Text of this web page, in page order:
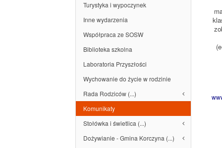
Turystyka i wypoczynek
Inne wydarzenia
Współpraca ze SOSW
Biblioteka szkolna
Laboratoria Przyszłości
Wychowanie do życie w rodzinie
Rada Rodziców (...)
Komunikaty
Stołówka i świetlica (...)
Dożywianie - Gmina Korczyna (...)